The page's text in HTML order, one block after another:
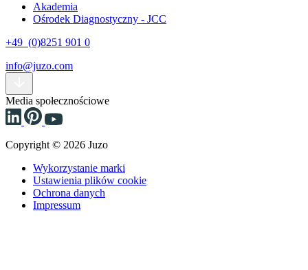
Akademia
Ośrodek Diagnostyczny - JCC
+49 (0)8251 901 0
info@juzo.com
Media społecznościowe
Copyright © 2026 Juzo
Wykorzystanie marki
Ustawienia plików cookie
Ochrona danych
Impressum